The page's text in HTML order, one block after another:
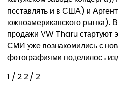
поставлять и в США) и
южноамериканского рынка).
продажи VW Tharu стартуют
СМИ уже познакомились с
фотографиями поделилось
1 / 22 / 2